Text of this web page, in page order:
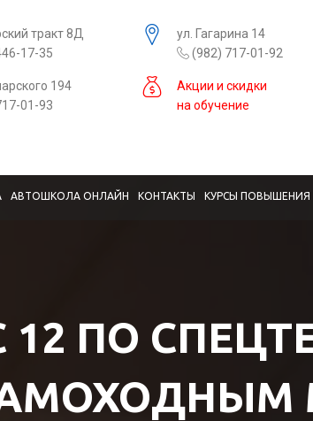
тракт 8Д
17-35
ул. Гагарина 14
(982) 717-01-92
194
01-93
Акции и скидки
на обучение
АВТОШКОЛА ОНЛАЙН КОНТАКТЫ КУРСЫ
12 ПО